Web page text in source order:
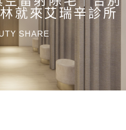
就來艾瑞辛診所
SHARE